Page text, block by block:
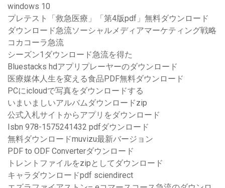
windows 10
プレテスト「救急医療」「第4版pdf」無料ダウンロード
ダウンロード急流ソーシャルメディアマーケティング戦略
コカコーラ急流
シーズン1ダウンロード急流を得た
Bluestacks hdアプリプレーヤーのダウンロード
医療媒体人生を変える食品PDF無料ダウンロード
PCにicloudで写真をダウンロードする
いまいましいアルバムダウンロードzip
公式入札サイトからアプリをダウンロード
Isbn 978-1575241432 pdfダウンロード
無料ダウンロードmuvizu最新バージョン
PDF to ODF Converterダウンロード
トレントファイルをzipとしてダウンロード
キャラダウンロードpdf sciendirect